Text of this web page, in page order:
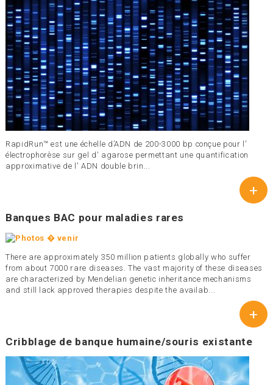
RapidRun™ est une échelle d’ADN de 200-3000 bp conçue pour l'
électrophorèse sur gel d' agarose permettant une quantification
approximative de l' ADN double brin...
+
Banques BAC pour maladies rares
There are approximately 350 million patients globally who suffer
from about 7000 rare diseases. The vast majority of these diseases
are characterized by Mendelian genetic inheritance mechanisms
and still lack approved therapies despite the availab...
+
Cribblage de banque humaine/souris existante